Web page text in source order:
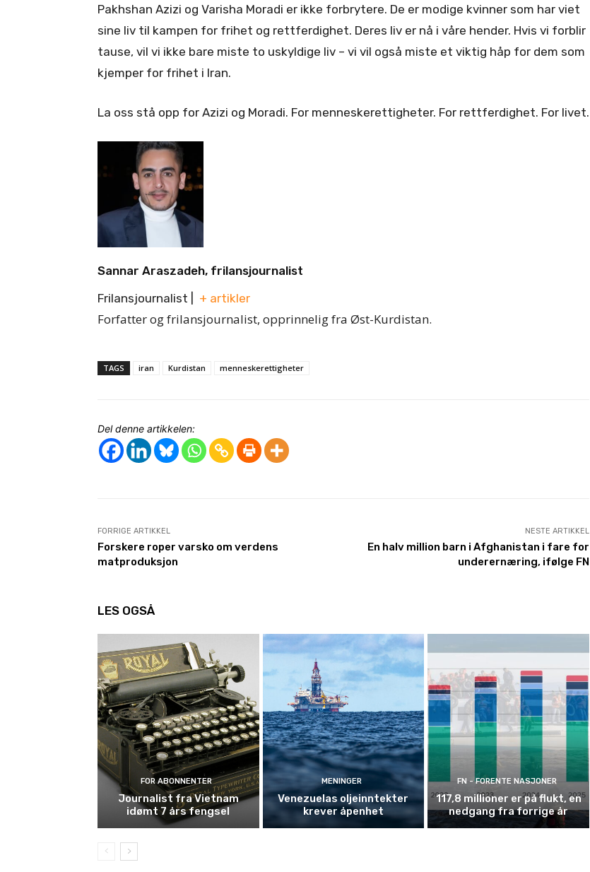
Pakhshan Azizi og Varisha Moradi er ikke forbrytere. De er modige kvinner som har viet
sine liv til kampen for frihet og rettferdighet. Deres liv er nå i våre hender. Hvis vi forblir
tause, vil vi ikke bare miste to uskyldige liv – vi vil også miste et viktig håp for dem som
kjemper for frihet i Iran.
La oss stå opp for Azizi og Moradi. For menneskerettigheter. For rettferdighet. For livet.
Sannar Araszadeh, frilansjournalist
Frilansjournalist
+ artikler
Forfatter og frilansjournalist, opprinnelig fra Øst-Kurdistan.
TAGS iran Kurdistan menneskerettigheter
Del denne artikkelen:
FORRIGE ARTIKKEL
Forskere roper varsko om verdens
matproduksjon
NESTE ARTIKKEL
En halv million barn i Afghanistan i fare for
underernæring, ifølge FN
LES OGSÅ
FOR ABONNENTER
Journalist fra Vietnam
idømt 7 års fengsel
MENINGER
Venezuelas oljeinntekter
krever åpenhet
FN - FORENTE NASJONER
117,8 millioner er på flukt, en
nedgang fra forrige år